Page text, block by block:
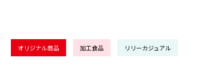
オリジナル商品 加工食品 リリーカジュアル